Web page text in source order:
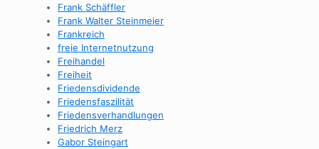
Frank Schäffler
Frank Walter Steinmeier
Frankreich
freie Internetnutzung
Freihandel
Freiheit
Friedensdividende
Friedensfaszilität
Friedensverhandlungen
Friedrich Merz
Gabor Steingart